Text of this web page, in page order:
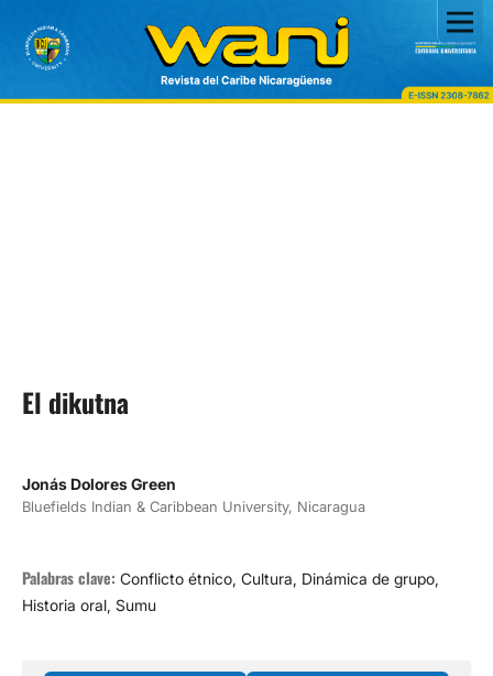
El dikutna
Jonás Dolores Green
Bluefields Indian & Caribbean University, Nicaragua
Palabras clave: Conflicto étnico, Cultura, Dinámica de grupo,
Historia oral, Sumu